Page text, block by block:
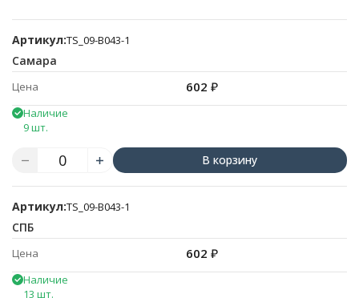
Артикул:TS_09-B043-1
Самара
Цена 602 ₽
Наличие
9 шт.
В корзину
Артикул:TS_09-B043-1
СПБ
Цена 602 ₽
Наличие
13 шт.